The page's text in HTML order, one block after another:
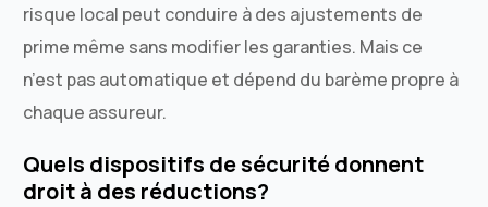
risque local peut conduire à des ajustements de
prime même sans modifier les garanties. Mais ce
n’est pas automatique et dépend du barème propre à
chaque assureur.
Quels dispositifs de sécurité donnent
droit à des réductions?